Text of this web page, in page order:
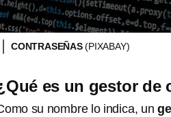
CONTRASEÑAS(PIXABAY)
es un gestor de
su nombre lo indica, un